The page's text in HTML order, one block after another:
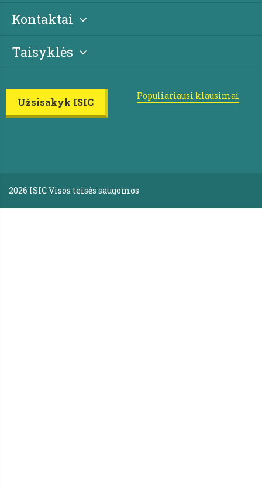
Kontaktai
Taisyklės
Užsisakyk ISIC
Populiariausi klausimai
2026 ISIC Visos teisės saugomos